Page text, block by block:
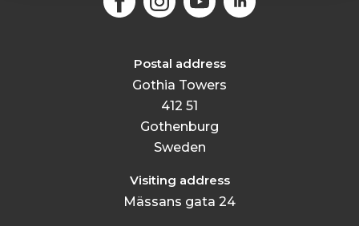
Postal address
Gothia Towers
412 51
Gothenburg
Sweden
Visiting address
Mässans gata 24